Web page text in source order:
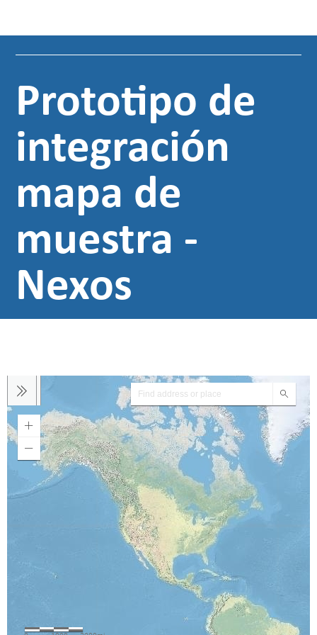
Prototipo de
integración
mapa de
muestra -
Nexos